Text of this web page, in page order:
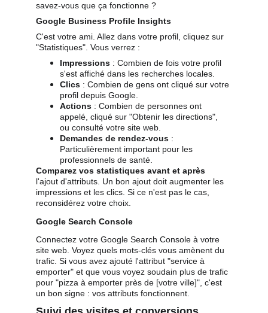
savez-vous que ça fonctionne ?
Google Business Profile Insights
C'est votre ami. Allez dans votre profil, cliquez sur
"Statistiques". Vous verrez :
Impressions : Combien de fois votre profil
s'est affiché dans les recherches locales.
Clics : Combien de gens ont cliqué sur votre
profil depuis Google.
Actions : Combien de personnes ont
appelé, cliqué sur "Obtenir les directions",
ou consulté votre site web.
Demandes de rendez-vous :
Particulièrement important pour les
professionnels de santé.
Comparez vos statistiques avant et après
l'ajout d'attributs. Un bon ajout doit augmenter les
impressions et les clics. Si ce n'est pas le cas,
reconsidérez votre choix.
Google Search Console
Connectez votre Google Search Console à votre
site web. Voyez quels mots-clés vous amènent du
trafic. Si vous avez ajouté l'attribut "service à
emporter" et que vous voyez soudain plus de trafic
pour "pizza à emporter près de [votre ville]", c'est
un bon signe : vos attributs fonctionnent.